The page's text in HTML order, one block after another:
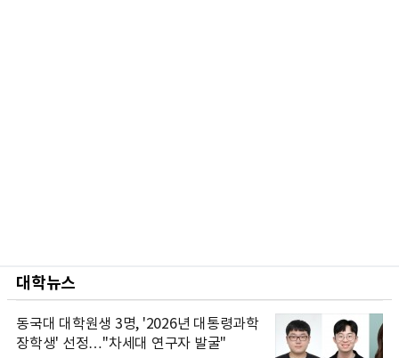
대학뉴스
동국대 대학원생 3명, '2026년 대통령과학
장학생' 선정…"차세대 연구자 발굴"